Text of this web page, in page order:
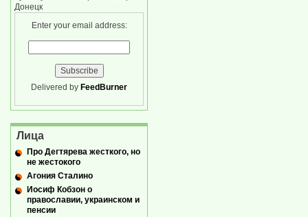
Донецк
Enter your email address:
Delivered by FeedBurner
Лица
Про Дегтярева жесткого, но
не жестокого
Агония Сталино
Иосиф Кобзон о
православии, украинском и
пенсии